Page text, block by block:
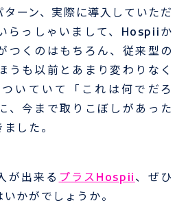
ーン、実際に導入していただ
らっしゃいまして、Hospiiか
つくのはもちろん、従来型の
うも以前とあまり変わりなく
いていて「これは何でだろ
、今まで取りこぼしがあった
した。
が出来る プラスHospii 、ぜひ
かがでしょうか。